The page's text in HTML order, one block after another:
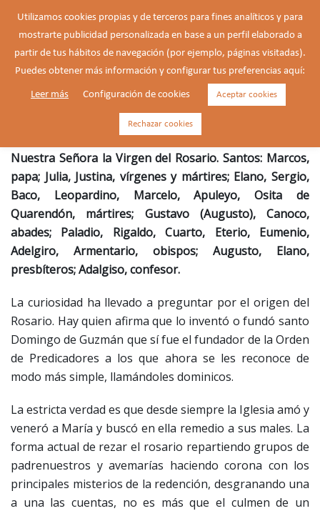
Nuestra Señora del Rosario
Nuestra Señora la Virgen del Rosario. Santos: Marcos,
papa; Julia, Justina, vírgenes y mártires; Elano, Sergio,
Baco, Leopardino, Marcelo, Apuleyo, Osita de
Quarendón, mártires; Gustavo (Augusto), Canoco,
abades; Paladio, Rigaldo, Cuarto, Eterio, Eumenio,
Adelgiro, Armentario, obispos; Augusto, Elano,
presbíteros; Adalgiso, confesor.
La curiosidad ha llevado a preguntar por el origen del
Rosario. Hay quien afirma que lo inventó o fundó santo
Domingo de Guzmán que sí fue el fundador de la Orden
de Predicadores a los que ahora se les reconoce de
modo más simple, llamándoles dominicos.
La estricta verdad es que desde siempre la Iglesia amó y
veneró a María y buscó en ella remedio a sus males. La
forma actual de rezar el rosario repartiendo grupos de
padrenuestros y avemarías haciendo corona con los
principales misterios de la redención, desgranando una
a una las cuentas, no es más que el culmen de un
Utilizamos cookies propias y de terceros para fines analíticos y para
mostrarte publicidad personalizada en base a un perfil elaborado a
partir de tus hábitos de navegación (por ejemplo, páginas visitadas).
Puedes obtener más información y configurar tus preferencias aquí:
Leer más Configuración de cookies Aceptar cookies
Rechazar cookies